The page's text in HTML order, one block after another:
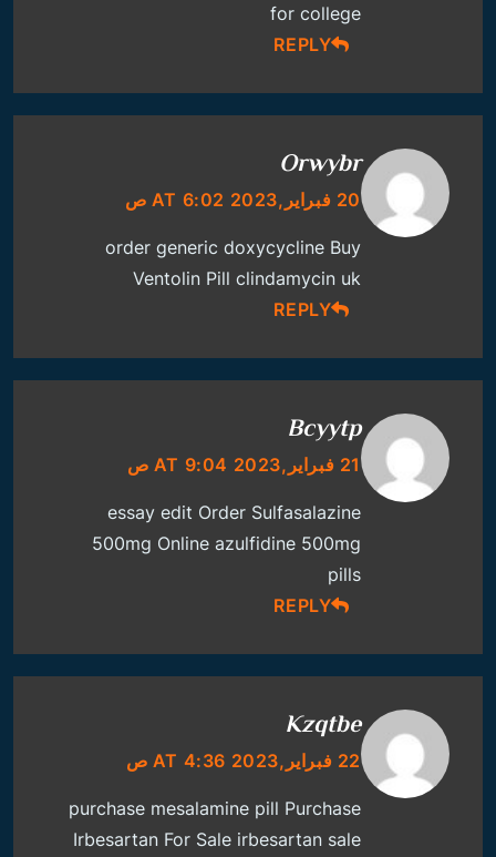
for college
REPLY
Orwybr
20 فبراير,2023 AT 6:02 ص
order generic doxycycline Buy
Ventolin Pill clindamycin uk
REPLY
Bcyytp
21 فبراير,2023 AT 9:04 ص
essay edit Order Sulfasalazine
500mg Online azulfidine 500mg
pills
REPLY
Kzqtbe
22 فبراير,2023 AT 4:36 ص
purchase mesalamine pill Purchase
Irbesartan For Sale irbesartan sale